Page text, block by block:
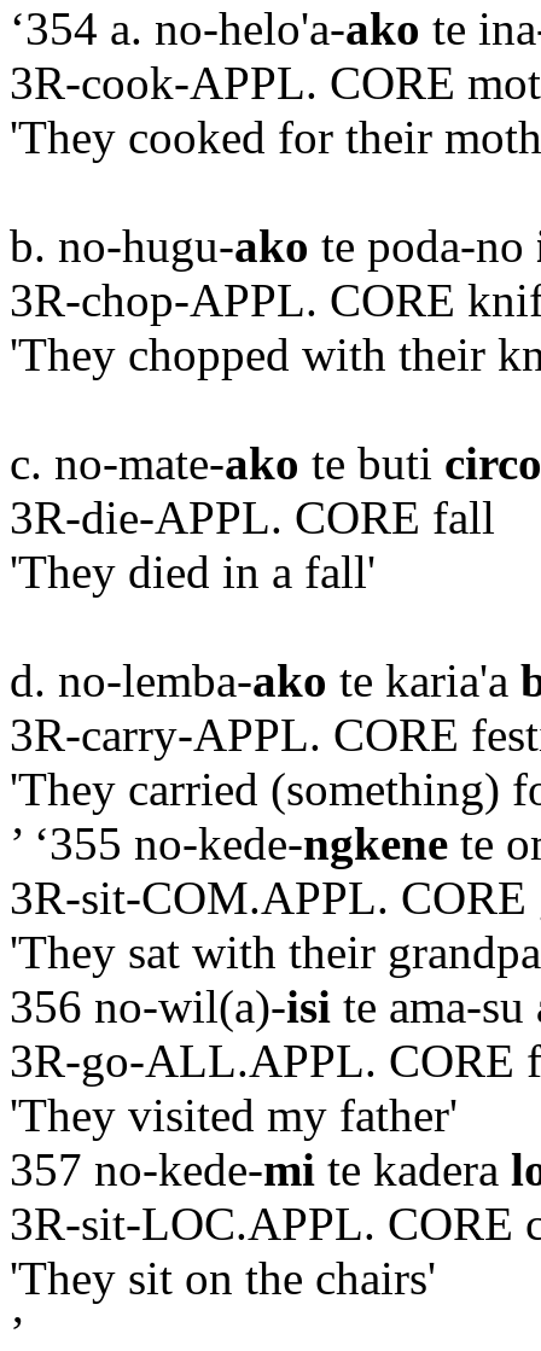
‘354 a. no-helo'a-ako te
3R-cook-APPL. CORE
'They cooked for their
b. no-hugu-ako te poda-no
3R-chop-APPL. CORE
'They chopped with their
c. no-mate-ako te buti
3R-die-APPL. CORE fall
'They died in a fall'
d. no-lemba-ako te karia'a
3R-carry-APPL. CORE
'They carried (something)
’ ‘355 no-kede-ngkene te
3R-sit-COM.APPL. CORE
'They sat with their
356 no-wil(a)-isi te ama-su
3R-go-ALL.APPL. CORE
'They visited my father'
357 no-kede-mi te kadera
3R-sit-LOC.APPL. CORE
'They sit on the chairs'
’